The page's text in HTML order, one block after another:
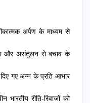
अर्पण के माध्यम से
और असंतुलन से बचाव के
दिए गए अन्न के प्रति आभार
भारतीय रीति-रिवाजों को